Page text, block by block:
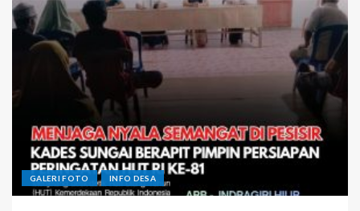
GALERI FOTO INFO DESA